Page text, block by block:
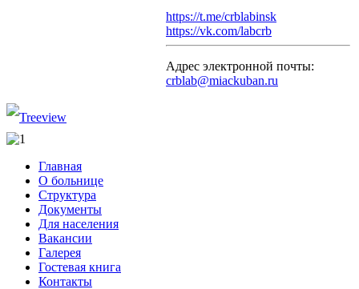
https://t.me/crblabinsk
https://vk.com/labcrb
Адрес электронной почты:
crblab@miackuban.ru
Главная
О больнице
Структура
Документы
Для населения
Вакансии
Галерея
Гостевая книга
Контакты